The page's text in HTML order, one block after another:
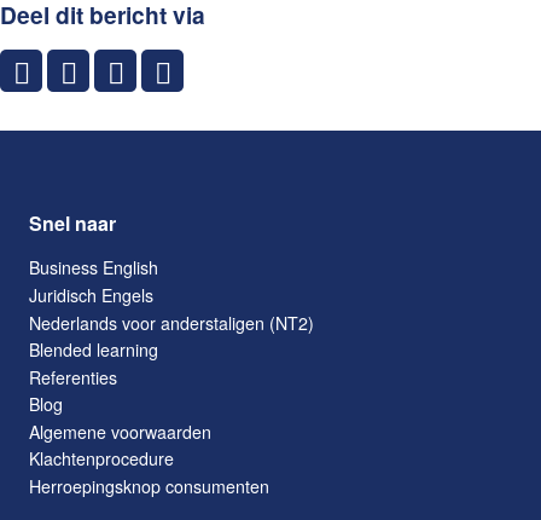
Deel dit bericht via
Snel naar
Business English
Juridisch Engels
Nederlands voor anderstaligen (NT2)
Blended learning
Referenties
Blog
Algemene voorwaarden
Klachtenprocedure
Herroepingsknop consumenten